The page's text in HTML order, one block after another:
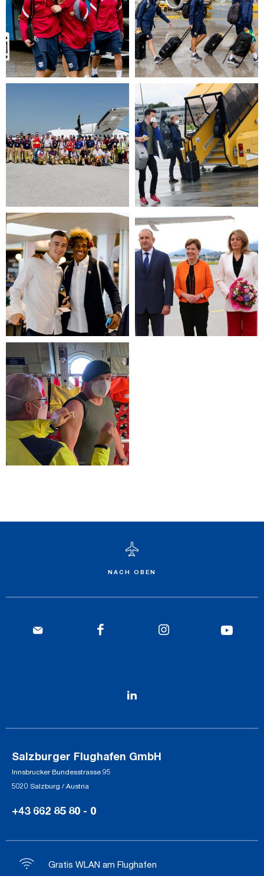
NACH OBEN
Salzburger Flughafen GmbH
Innsbrucker Bundesstrasse 95
5020 Salzburg / Austria
+43 662 85 80 - 0
Gratis WLAN am Flughafen